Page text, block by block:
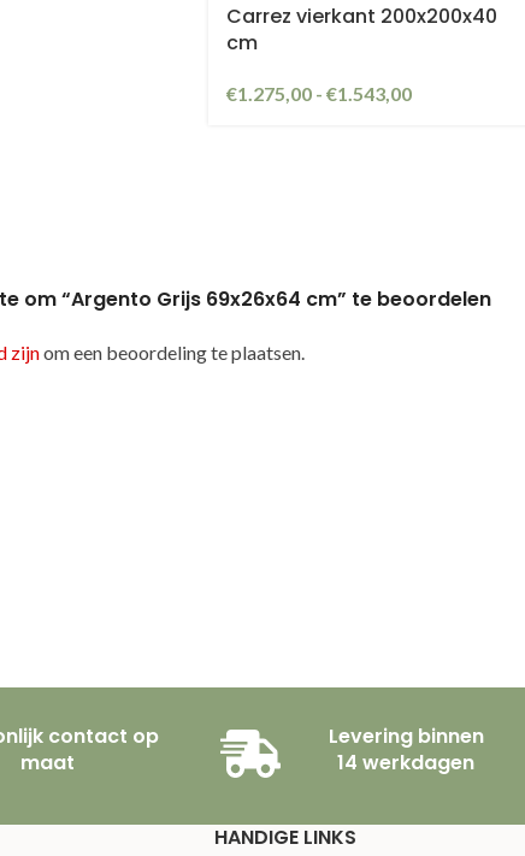
Carrez vierkant 200x200x40
cm
€1.275,00 - €1.543,00
om “Argento Grijs 69x26x64 cm” te beoordelen
zijnom een beoordeling te plaatsen.
contact op
maat
Levering binnen
14 werkdagen
HANDIGE LINKS